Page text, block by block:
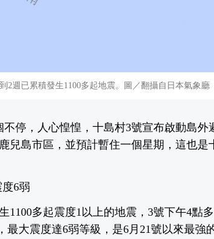
2週已累積發生1100多起地震。圖／翻攝自日本氣象廳
停，人心惶惶，十島村3號宣布啟動島外
兒島市區，並預計暫住一個星期，這也是
6弱
1100多起震度1以上的地震，3號下午4點
大震度達6弱等級，是6月21號以來最強